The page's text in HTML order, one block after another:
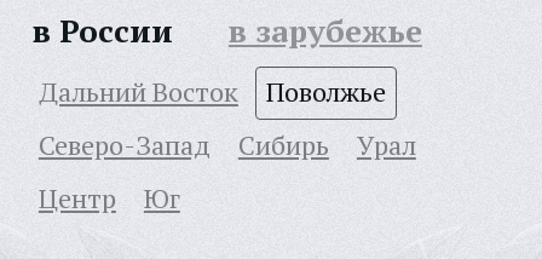
в России в зарубежье
Дальний Восток
Поволжье
Северо-Запад
Сибирь
Урал
Центр
Юг